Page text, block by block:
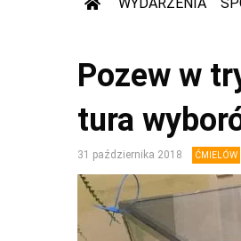
Pozew w
tura
31 października 2018 ĆMIELÓW